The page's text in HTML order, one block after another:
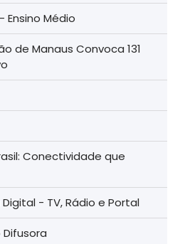
Médio
de Manaus Convoca 131
Conectividade que
- TV, Rádio e Portal